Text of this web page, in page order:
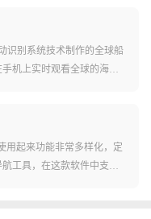
态背景，让你抬头看手
。识别系统技术制作的全球船
机上实时观看全球的海
用起来功能非常多样化，定
工具，在这款软件中支持